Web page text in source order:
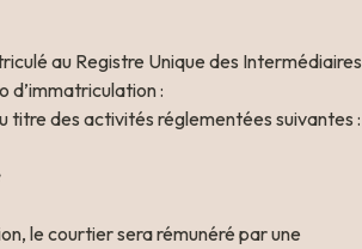
au Registre Unique des Intermédiaires
d’immatriculation :
titre des activités réglementées suivantes :
le courtier sera rémunéré par une